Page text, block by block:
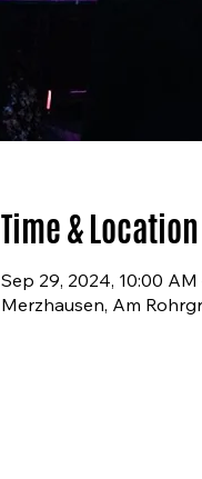
Time & Location
Sep 29, 2024, 10:00 AM
Merzhausen, Am